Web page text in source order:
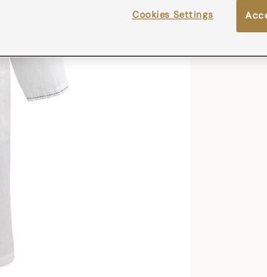
Cookies Settings